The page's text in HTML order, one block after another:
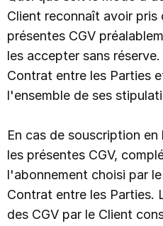
Client reconnaît avoir pris
présentes CGV
les accepter sans
Contrat entre les Parties
l'ensemble de ses
En cas de souscription
les présentes CGV,
l'abonnement choisi par
Contrat entre les Parties.
des CGV par le Client